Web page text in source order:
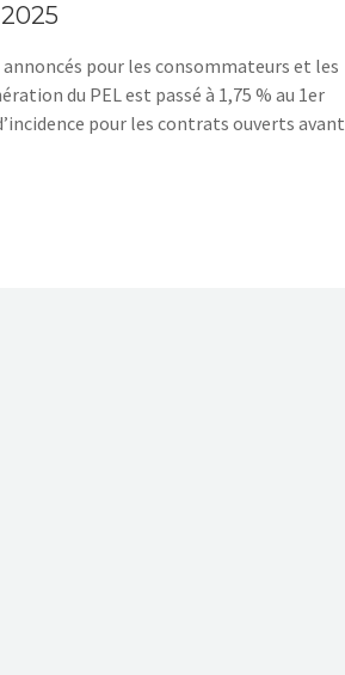
annoncés pour les consommateurs et les
du PEL est passé à 1,75 % au 1er
pour les contrats ouverts avant